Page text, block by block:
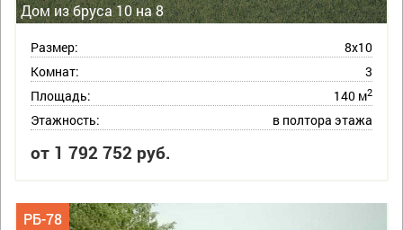
Дом из бруса 10 на 8
Размер:
8х10
Комнат:
3
Площадь:
140 м2
Этажность: в полтора этажа
от 1 792 752 руб.
РБ-78